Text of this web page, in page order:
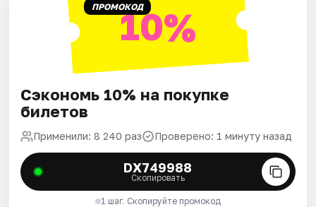
ПРОМОКОД10%
Сэкономь 10% на покупке
билетов
Применили: 8 240 раз Проверено: 1 минуту назад
DX749988
Скопировать
1 шаг. Скопируйте промокод